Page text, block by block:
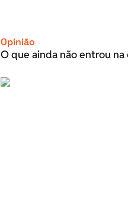
Opinião
O que ainda não entrou